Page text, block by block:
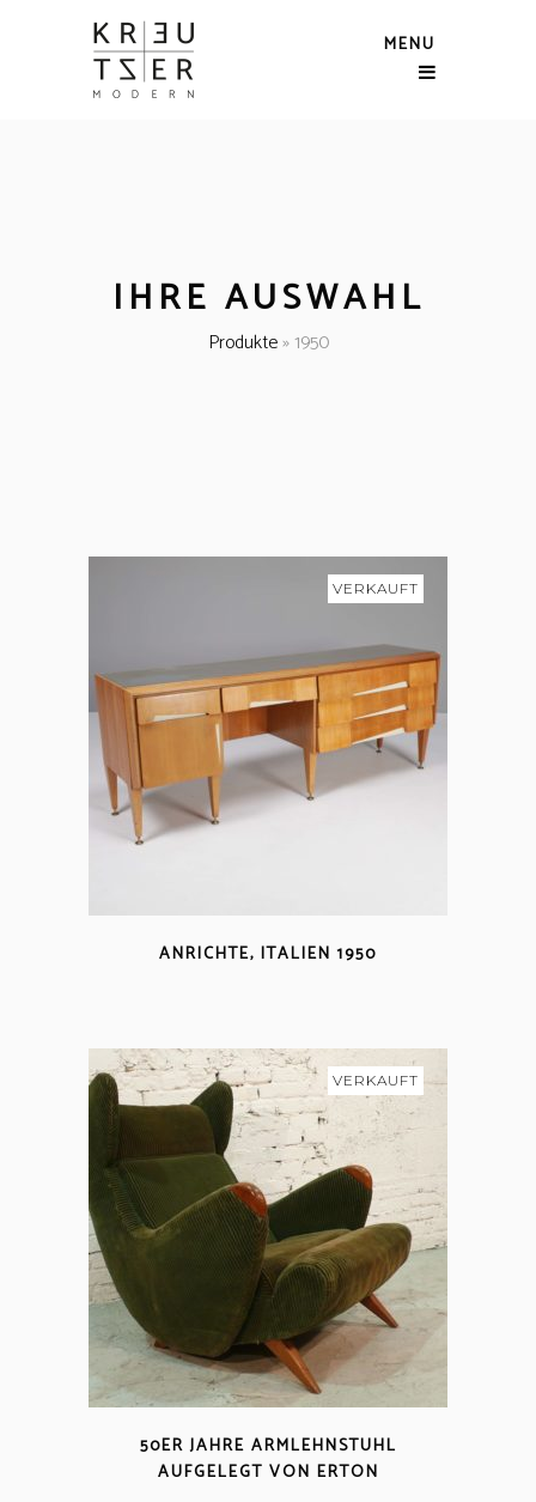
MENU
IHRE AUSWAHL
Produkte»1950
VERKAUFT
ANRICHTE, ITALIEN 1950
VERKAUFT
50ER JAHRE ARMLEHNSTUHL
AUFGELEGT VON ERTON